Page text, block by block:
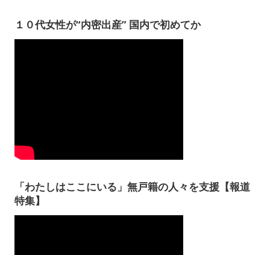
１０代女性が“内密出産” 国内で初めてか
「わたしはここにいる」無戸籍の人々を支援【報道
特集】